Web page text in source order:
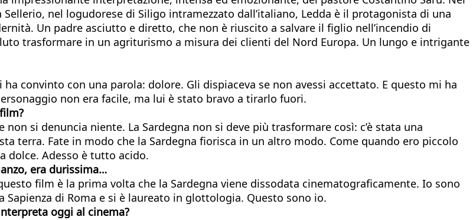
nel logudorese di Siligo intramezzato dall’italiano, Ledda è il protagonista di una
Un padre asciutto e diretto, che non è riuscito a salvare il figlio nell’incendio di
trasformare in un agriturismo a misura dei clienti del Nord Europa. Un lungo e intrigante
convinto con una parola: dolore. Gli dispiaceva se non avessi accettato. E questo mi ha
non era facile, ma lui è stato bravo a tirarlo fuori.
si denuncia niente. La Sardegna non si deve più trasformare così: c’è stata una
terra. Fate in modo che la Sardegna fiorisca in un altro modo. Come quando ero piccolo
dolce. Adesso è tutto acido.
era durissima…
film è la prima volta che la Sardegna viene dissodata cinematograficamente. Io sono
di Roma e si è laureato in glottologia. Questo sono io.
oggi al cinema?